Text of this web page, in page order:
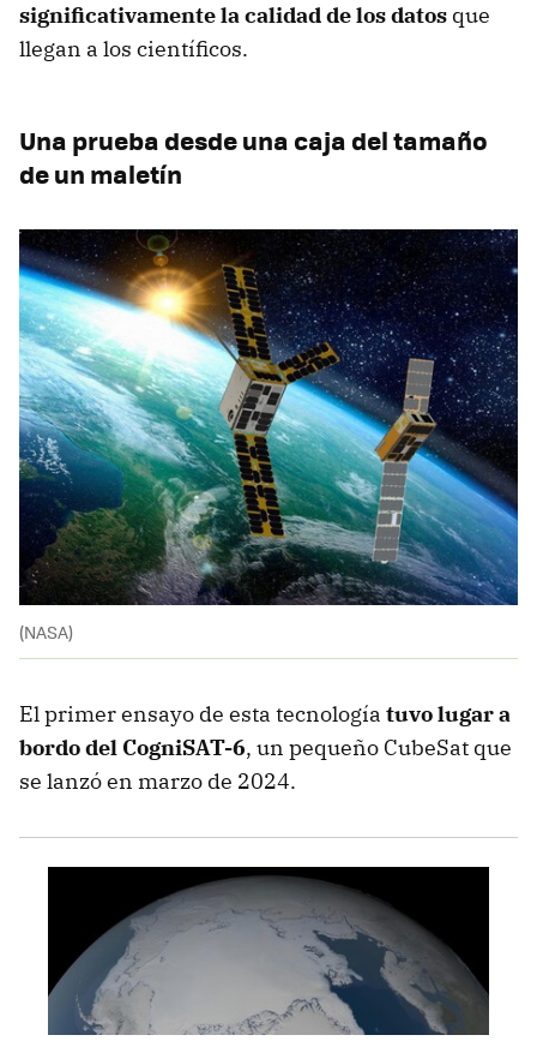
significativamente la calidad de los datos que
llegan a los científicos.
Una prueba desde una caja del tamaño
de un maletín
(NASA)
El primer ensayo de esta tecnología tuvo lugar a
bordo del CogniSAT-6, un pequeño CubeSat que
se lanzó en marzo de 2024.